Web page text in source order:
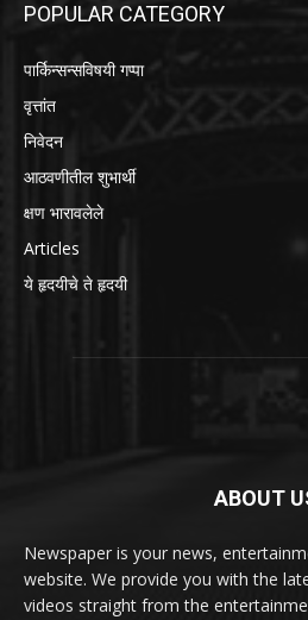
POPULAR CATEGORY
पार्किन्सन्सविषयी गप्पा
वृत्तांत
निवेदन
आठवणीतील शुभार्थी
क्षण भारावलेले
Articles
ये हृदयीचे ते हृदयी
ABOUT
Newspaper is your news,
website. We provide you with the
videos straight from the